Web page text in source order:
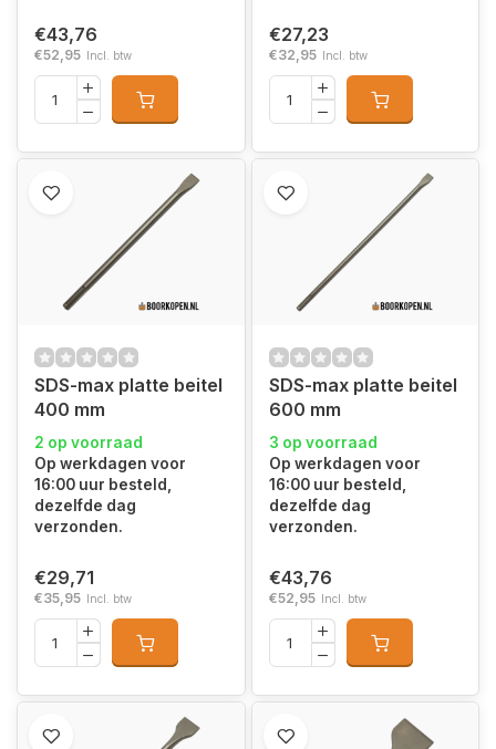
€43,76
€52,95 Incl. btw
€27,23
€32,95 Incl. btw
SDS-max platte beitel
400 mm
2 op voorraad
Op werkdagen voor
16:00 uur besteld,
dezelfde dag
verzonden.
€29,71
€35,95 Incl. btw
SDS-max platte beitel
600 mm
3 op voorraad
Op werkdagen voor
16:00 uur besteld,
dezelfde dag
verzonden.
€43,76
€52,95 Incl. btw